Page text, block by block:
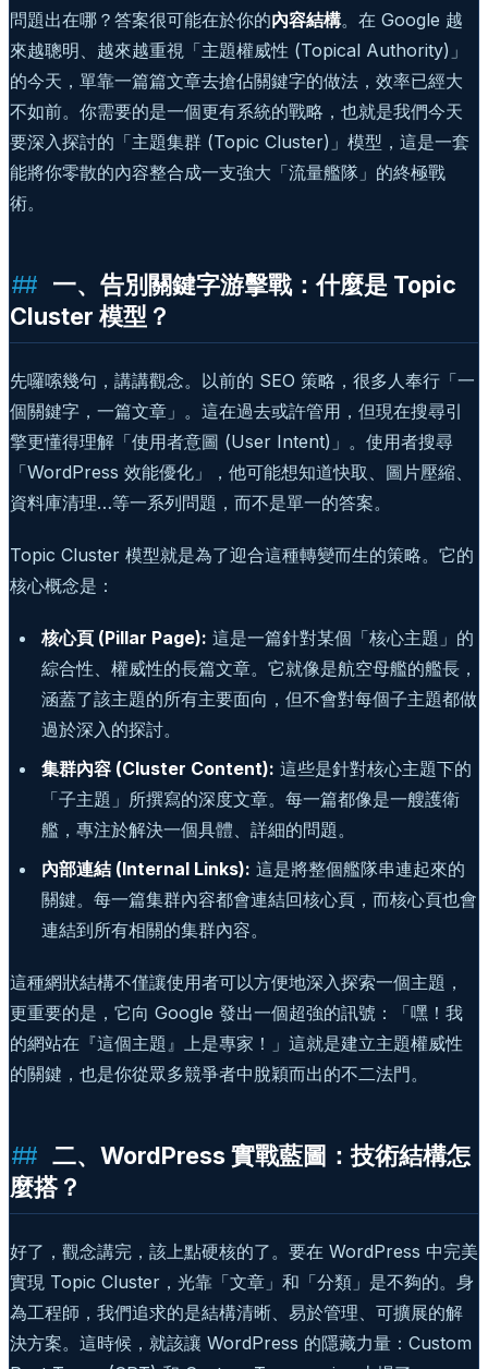
問題出在哪？答案很可能在於你的內容結構。在 Google 越
來越聰明、越來越重視「主題權威性 (Topical Authority)」
的今天，單靠一篇篇文章去搶佔關鍵字的做法，效率已經大
不如前。你需要的是一個更有系統的戰略，也就是我們今天
要深入探討的「主題集群 (Topic Cluster)」模型，這是一套
能將你零散的內容整合成一支強大「流量艦隊」的終極戰
術。
一、告別關鍵字游擊戰：什麼是 Topic
Cluster 模型？
先囉嗦幾句，講講觀念。以前的 SEO 策略，很多人奉行「一
個關鍵字，一篇文章」。這在過去或許管用，但現在搜尋引
擎更懂得理解「使用者意圖 (User Intent)」。使用者搜尋
「WordPress 效能優化」，他可能想知道快取、圖片壓縮、
資料庫清理…等一系列問題，而不是單一的答案。
Topic Cluster 模型就是為了迎合這種轉變而生的策略。它的
核心概念是：
核心頁 (Pillar Page): 這是一篇針對某個「核心主題」的
綜合性、權威性的長篇文章。它就像是航空母艦的艦長，
涵蓋了該主題的所有主要面向，但不會對每個子主題都做
過於深入的探討。
集群內容 (Cluster Content): 這些是針對核心主題下的
「子主題」所撰寫的深度文章。每一篇都像是一艘護衛
艦，專注於解決一個具體、詳細的問題。
內部連結 (Internal Links): 這是將整個艦隊串連起來的
關鍵。每一篇集群內容都會連結回核心頁，而核心頁也會
連結到所有相關的集群內容。
這種網狀結構不僅讓使用者可以方便地深入探索一個主題，
更重要的是，它向 Google 發出一個超強的訊號：「嘿！我
的網站在『這個主題』上是專家！」這就是建立主題權威性
的關鍵，也是你從眾多競爭者中脫穎而出的不二法門。
二、WordPress 實戰藍圖：技術結構怎
麼搭？
好了，觀念講完，該上點硬核的了。要在 WordPress 中完美
實現 Topic Cluster，光靠「文章」和「分類」是不夠的。身
為工程師，我們追求的是結構清晰、易於管理、可擴展的解
決方案。這時候，就該讓 WordPress 的隱藏力量：Custom